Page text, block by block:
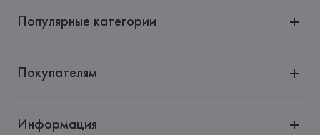
Популярные категории
Покупателям
Информация